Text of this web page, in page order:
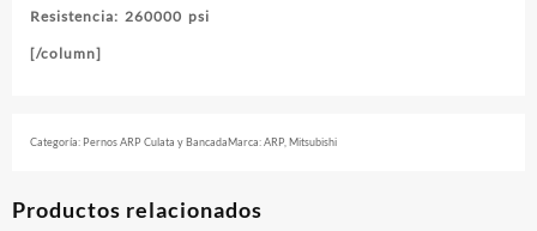
Resistencia: 260000 psi
[/column]
Categoría: Pernos ARP Culata y BancadaMarca:ARP Mitsubishi
Productos relacionados